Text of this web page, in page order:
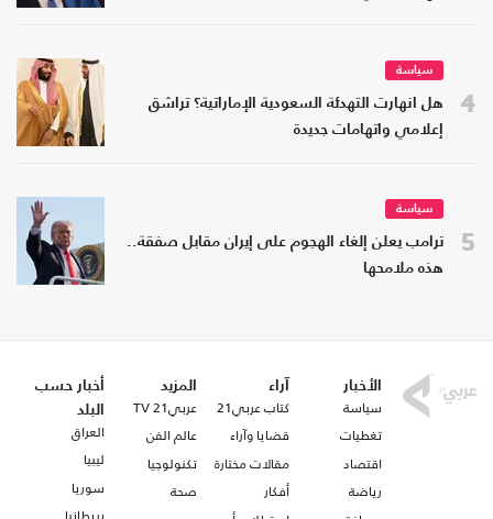
4
سياسة
هل انهارت التهدئة السعودية الإماراتية؟ تراشق
إعلامي واتهامات جديدة
5
سياسة
ترامب يعلن إلغاء الهجوم على إيران مقابل صفقة..
هذه ملامحها
الأخبار
سياسة
تغطيات
اقتصاد
رياضة
آراء
كتاب عربي21
قضايا وآراء
مقالات مختارة
أفكار
المزيد
عربي21 TV
عالم الفن
تكنولوجيا
صحة
أخبار حسب
البلد
العراق
ليبيا
سوريا